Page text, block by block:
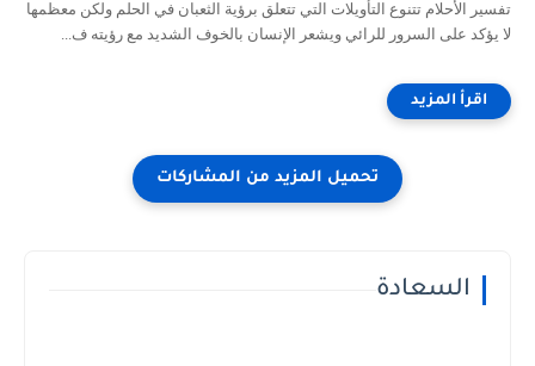
تفسير الأحلام تتنوع التأويلات التي تتعلق برؤية الثعبان في الحلم ولكن معظمها
لا يؤكد على السرور للرائي ويشعر الإنسان بالخوف الشديد مع رؤيته ف...
السعادة